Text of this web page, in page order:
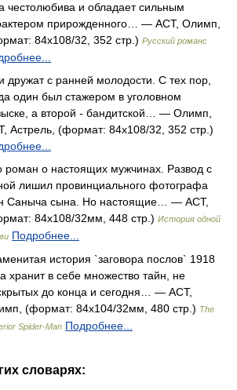
честолюбива и обладает сильным
прирожденного… — АСТ, Олимп,
84x108/32, 352 стр.) Русский романс
дружат с ранней молодости. С тех пор,
один был стажером в уголовном
а второй - бандитской… — Олимп,
Астрель, (формат: 84x108/32, 352 стр.)
роман о настоящих мужчинах. Развод с
лишил провинциального фотографа
Саныча сына. Но настоящие… — АСТ,
84x108/32мм, 448 стр.) История одной
Подробнее...
история `заговора послов` 1918
хранит в себе множество тайн, не
до конца и сегодня… — АСТ,
(формат: 84x104/32мм, 480 стр.) The
Spider-Man Подробнее...
словарях: